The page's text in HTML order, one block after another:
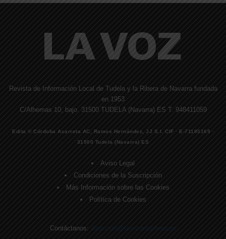
Revista de Información Local de Tudela y la Ribera de Navarra fundada
en 1953
C/Alhemas 10, bajo. 31500 TUDELA (Navarra) ES T. 948411059
Edita © Córdoba Acarreta AC, Ramos Hernández, JJ S.I. CIF · E-71185169 ·
31500 Tudela (Navarra) ES
Aviso Legal
Condiciones de la Suscripción
Más Información sobre las Cookies
Política de Cookies
Contáctanos: direccion@lavozdelaribera.es